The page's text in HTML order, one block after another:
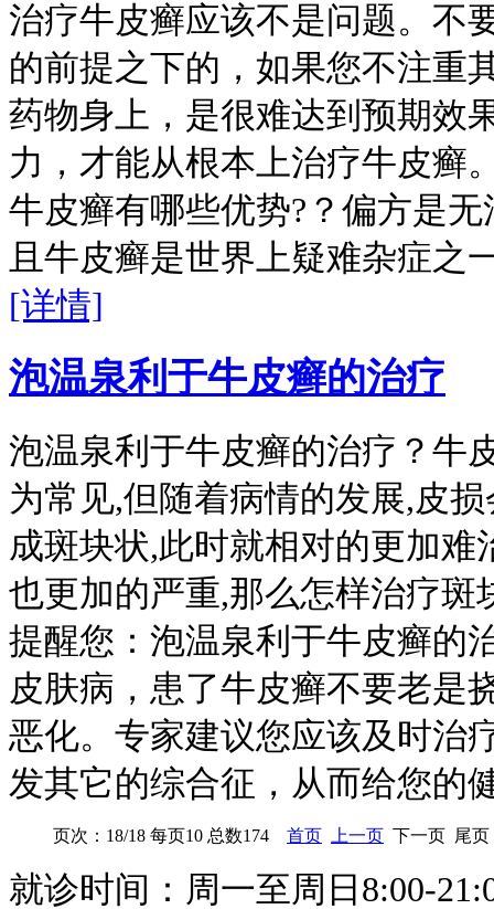
治疗牛皮癣应该不是问题。不
的前提之下的，如果您不注重
药物身上，是很难达到预期效
力，才能从根本上治疗牛皮癣
牛皮癣有哪些优势?？偏方是
且牛皮癣是世界上疑难杂症之
[详情]
泡温泉利于牛皮癣的治疗
泡温泉利于牛皮癣的治疗？牛
为常见,但随着病情的发展,皮
成斑块状,此时就相对的更加难
也更加的严重,那么怎样治疗斑
提醒您：泡温泉利于牛皮癣的
皮肤病，患了牛皮癣不要老是
恶化。专家建议您应该及时治
发其它的综合征，从而给您的
页次：18/18 每页10 总数174 首页 上一页 下一页 尾
就诊时间：周一至周日8:00-